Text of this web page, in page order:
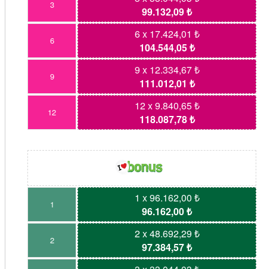
3
99.132,09 ₺
6
6 x 17.424,01 ₺
104.544,05 ₺
9
9 x 12.334,67 ₺
111.012,01 ₺
12
12 x 9.840,65 ₺
118.087,78 ₺
1
1 x 96.162,00 ₺
96.162,00 ₺
2
2 x 48.692,29 ₺
97.384,57 ₺